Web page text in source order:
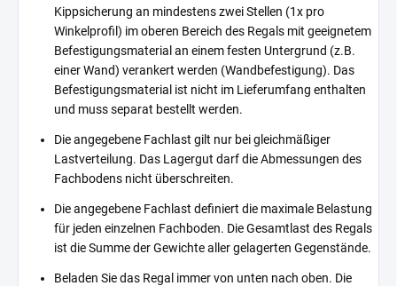
Kippsicherung an mindestens zwei Stellen (1x pro
Winkelprofil) im oberen Bereich des Regals mit geeignetem
Befestigungsmaterial an einem festen Untergrund (z.B.
einer Wand) verankert werden (Wandbefestigung). Das
Befestigungsmaterial ist nicht im Lieferumfang enthalten
und muss separat bestellt werden.
Die angegebene Fachlast gilt nur bei gleichmäßiger
Lastverteilung. Das Lagergut darf die Abmessungen des
Fachbodens nicht überschreiten.
Die angegebene Fachlast definiert die maximale Belastung
für jeden einzelnen Fachboden. Die Gesamtlast des Regals
ist die Summe der Gewichte aller gelagerten Gegenstände.
Beladen Sie das Regal immer von unten nach oben. Die